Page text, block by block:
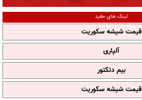
لینک های مفید
قیمت شیشه سکوریت
آلپاری
بیم دتکتور
قیمت شیشه سکوریت